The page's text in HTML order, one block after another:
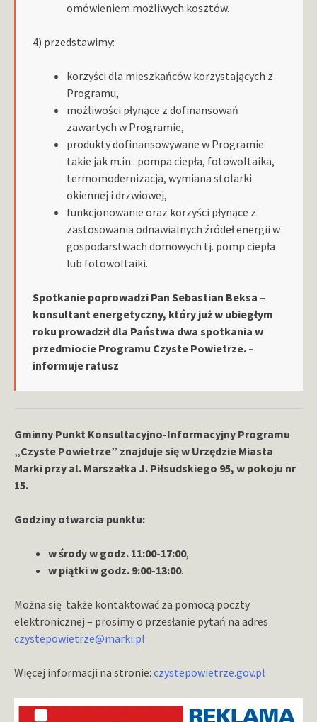
omówieniem możliwych kosztów.
4) przedstawimy:
korzyści dla mieszkańców korzystających z
Programu,
możliwości płynące z dofinansowań
zawartych w Programie,
produkty dofinansowywane w Programie
takie jak m.in.: pompa ciepła, fotowoltaika,
termomodernizacja, wymiana stolarki
okiennej i drzwiowej,
funkcjonowanie oraz korzyści płynące z
zastosowania odnawialnych źródeł energii w
gospodarstwach domowych tj. pomp ciepła
lub fotowoltaiki.
Spotkanie poprowadzi Pan Sebastian Beksa –
konsultant energetyczny, który już w ubiegłym
roku prowadził dla Państwa dwa spotkania w
przedmiocie Programu Czyste Powietrze. –
informuje ratusz
Gminny Punkt Konsultacyjno-Informacyjny Programu
„Czyste Powietrze” znajduje się w Urzędzie Miasta
Marki przy al. Marszałka J. Piłsudskiego 95, w pokoju nr
15.
Godziny otwarcia punktu:
w środy w godz. 11:00-17:00,
w piątki w godz. 9:00-13:00.
Można się także kontaktować za pomocą poczty
elektronicznej – prosimy o przesłanie pytań na adres
czystepowietrze@marki.pl
Więcej informacji na stronie: czystepowietrze.gov.pl